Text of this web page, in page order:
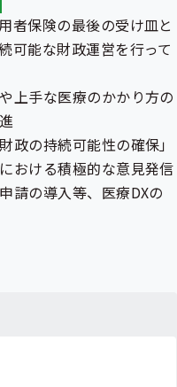
者保険の最後の受け皿と
可能な財政運営を行って
上手な医療のかかり方の
政の持続可能性の確保」
おける積極的な意見発信
請の導入等、医療DXの